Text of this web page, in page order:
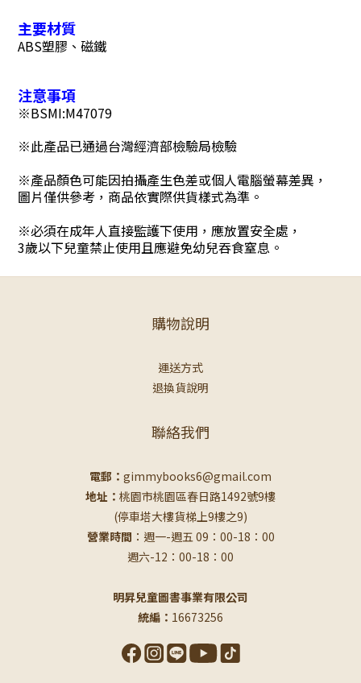
主要材質
ABS塑膠、磁鐵
注意事項
※BSMI:M47079
※此產品已通過台灣經濟部檢驗局檢驗
※產品顏色可能因拍攝產生色差或個人電腦螢幕差異，
圖片僅供參考，商品依實際供貨樣式為準。
※必須在成年人直接監護下使用，應放置安全處，
3歲以下兒童禁止使用且應避免幼兒吞食窒息。
購物說明
運送方式
退換貨說明
聯絡我們
電郵： gimmybooks6@gmail.com
地址： 桃園市桃園區春日路1492號9樓
(停車塔大樓貨梯上9樓之9)
營業時間 ：週一-週五 09：00-18：00
週六-12：00-18：00
明昇兒童圖書事業有限公司
統編： 16673256